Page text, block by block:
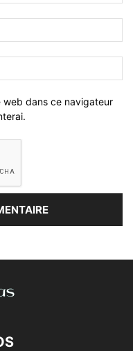
web dans ce navigateur